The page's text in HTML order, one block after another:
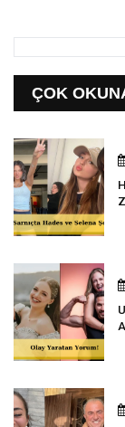
ÇOK